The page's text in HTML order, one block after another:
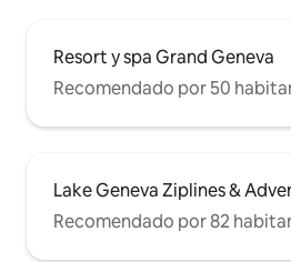
Resort y spa Grand Geneva
Recomendado por 50
Lake Geneva Ziplines &
Recomendado por 82